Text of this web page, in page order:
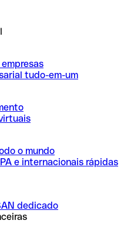
tudo-em-um
o mundo
e internacionais rápidas
dedicado